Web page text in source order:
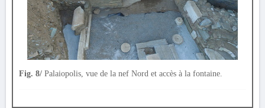
Fig. 8/ Palaiopolis, vue de la nef Nord et accès à la fontaine.